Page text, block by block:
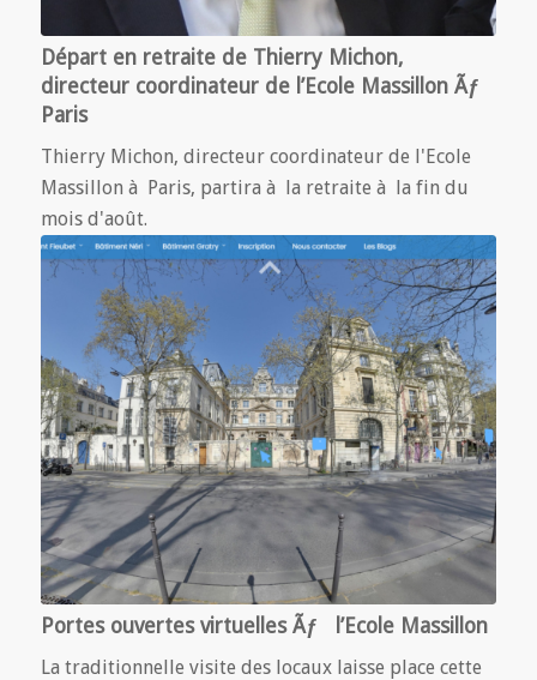
Départ en retraite de Thierry Michon,
directeur coordinateur de l’Ecole Massillon Ãƒ
Paris
Thierry Michon, directeur coordinateur de l'Ecole
Massillon à Paris, partira à la retraite à la fin du
mois d'août.
Portes ouvertes virtuelles Ãƒ l’Ecole Massillon
La traditionnelle visite des locaux laisse place cette